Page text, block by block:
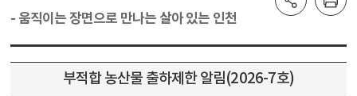
- 움직이는 장면으로 만나는 살아 있는 인천
부적합 농산물 출하제한 알림(2026-7호)